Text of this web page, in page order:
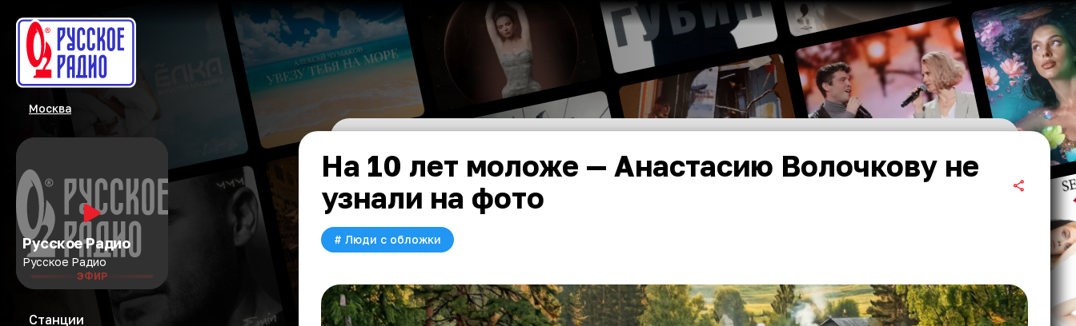
Москва
Русское Радио
Русское Радио
ЭФИР
Станции
На 10 лет моложе — Анастасию Волочкову не
узнали на фото
# Люди с обложки